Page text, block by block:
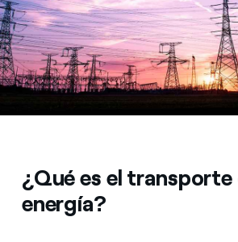
Prensa
Agenda
¿Qué es el transporte
energía?